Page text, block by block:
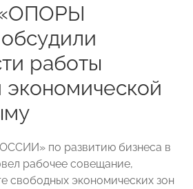
работы
экономической
по развитию бизнеса в
рабочее совещание,
свободных экономических зон